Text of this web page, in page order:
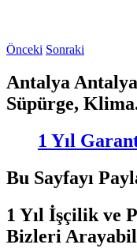
Önceki Sonraki
Antalya
Süpürge,
1 Yıl
Bu Sayfayı
1 Yıl İşçilik ve
Bizleri